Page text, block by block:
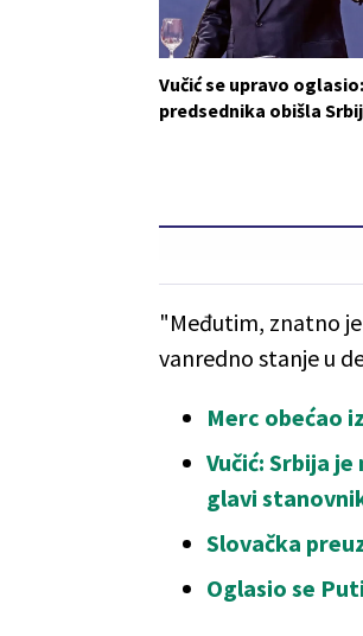
Vučić se upravo
predsednika obišla
"Međutim, znatno
vanredno stanje u
Merc obećao
Vučić: Srbija
glavi
Slovačka
Oglasio se